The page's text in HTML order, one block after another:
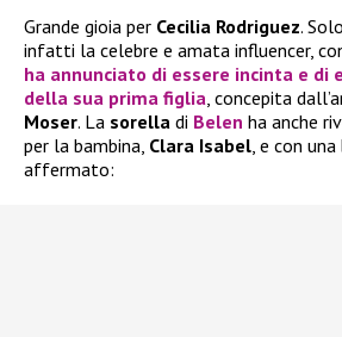
Grande gioia per Cecilia Rodriguez.
infatti la celebre e amata influencer,
ha annunciato di essere incinta e di
della sua prima figlia, concepita
Moser. La sorella di Belen ha anche
per la bambina, Clara Isabel, e con
affermato: